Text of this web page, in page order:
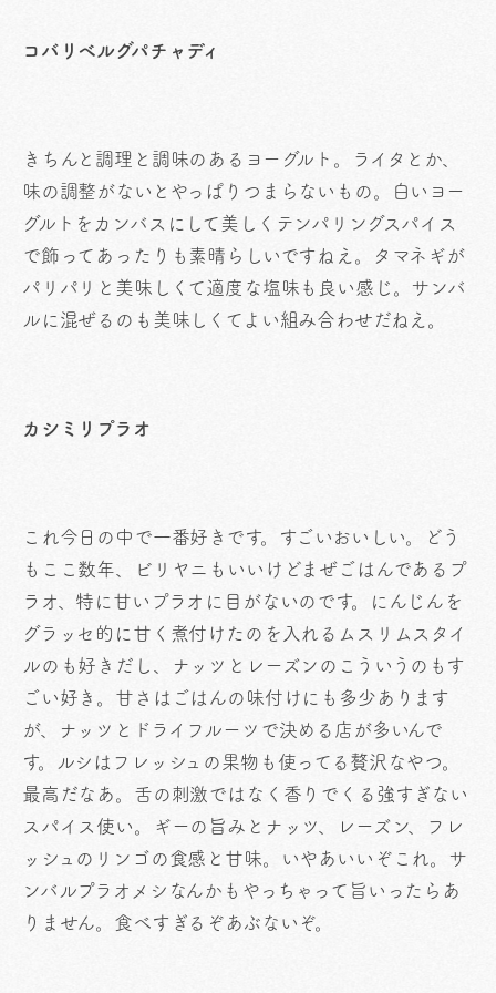
コバリベルグパチャディ
きちんと調理と調味のあるヨーグルト。ライタとか、
味の調整がないとやっぱりつまらないもの。白いヨー
グルトをカンバスにして美しくテンパリングスパイス
で飾ってあったりも素晴らしいですねえ。タマネギが
パリパリと美味しくて適度な塩味も良い感じ。サンバ
ルに混ぜるのも美味しくてよい組み合わせだねえ。
カシミリプラオ
これ今日の中で一番好きです。すごいおいしい。どう
もここ数年、ビリヤニもいいけどまぜごはんであるプ
ラオ、特に甘いプラオに目がないのです。にんじんを
グラッセ的に甘く煮付けたのを入れるムスリムスタイ
ルのも好きだし、ナッツとレーズンのこういうのもす
ごい好き。甘さはごはんの味付けにも多少あります
が、ナッツとドライフルーツで決める店が多いんで
す。ルシはフレッシュの果物も使ってる贅沢なやつ。
最高だなあ。舌の刺激ではなく香りでくる強すぎない
スパイス使い。ギーの旨みとナッツ、レーズン、フレ
ッシュのリンゴの食感と甘味。いやあいいぞこれ。サ
ンバルプラオメシなんかもやっちゃって旨いったらあ
りません。食べすぎるぞあぶないぞ。